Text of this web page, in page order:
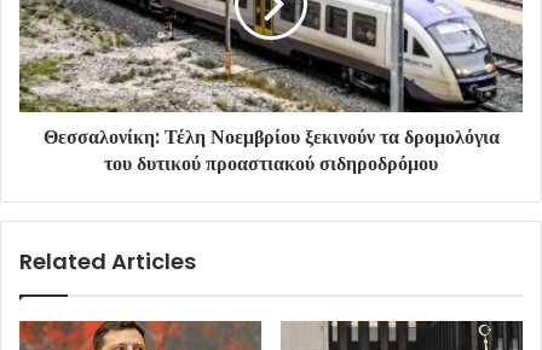
Θεσσαλονίκη: Τέλη Νοεμβρίου ξεκινούν τα δρομολόγια
του δυτικού προαστιακού σιδηροδρόμου
Related Articles